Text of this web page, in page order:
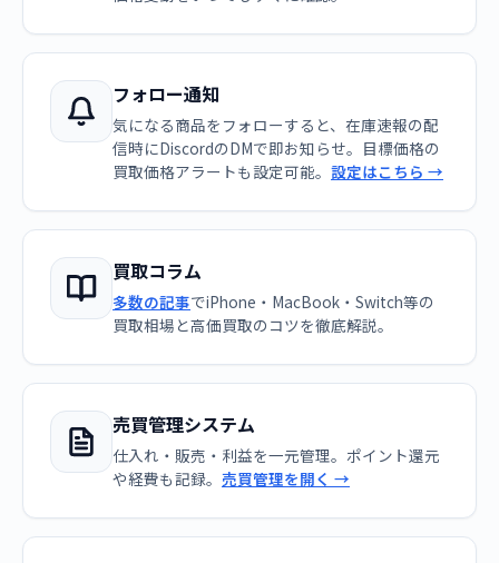
フォロー通知
気になる商品をフォローすると、在庫速報の配
信時にDiscordのDMで即お知らせ。目標価格の
買取価格アラートも設定可能。 設定はこちら →
買取コラム
多数の記事でiPhone・MacBook・Switch等の
買取相場と高価買取のコツを徹底解説。
売買管理システム
仕入れ・販売・利益を一元管理。ポイント還元
や経費も記録。 売買管理を開く →